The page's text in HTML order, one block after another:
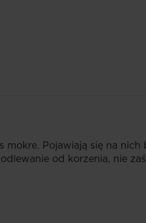
Pojawiają się na
od korzenia, nie